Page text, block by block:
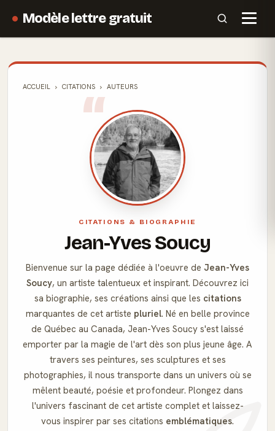
Modèle lettre gratuit
ACCUEIL CITATIONS AUTEURS
CITATIONS & BIOGRAPHIE
Jean-Yves Soucy
Bienvenue sur la page dédiée à l'oeuvre de Jean-Yves
Soucy, un artiste talentueux et inspirant. Découvrez ici
sa biographie, ses créations ainsi que les citations
marquantes de cet artiste pluriel. Né en belle province
de Québec au Canada, Jean-Yves Soucy s'est laissé
emporter par la magie de l'art dès son plus jeune âge. A
travers ses peintures, ses sculptures et ses
photographies, il nous transporte dans un univers où se
mêlent beauté, poésie et profondeur. Plongez dans
l'univers fascinant de cet artiste complet et laissez-
vous inspirer par ses citations emblématiques.